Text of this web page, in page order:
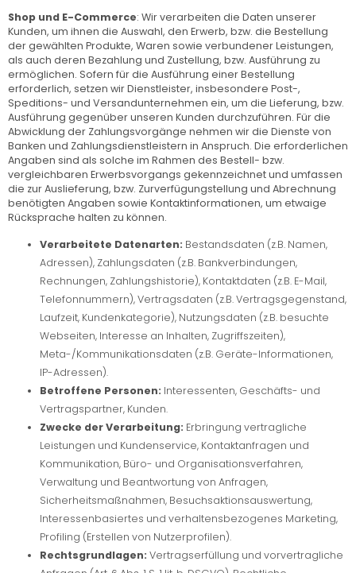
Shop und E-Commerce: Wir verarbeiten die Daten unserer
Kunden, um ihnen die Auswahl, den Erwerb, bzw. die Bestellung
der gewählten Produkte, Waren sowie verbundener Leistungen,
als auch deren Bezahlung und Zustellung, bzw. Ausführung zu
ermöglichen. Sofern für die Ausführung einer Bestellung
erforderlich, setzen wir Dienstleister, insbesondere Post-,
Speditions- und Versandunternehmen ein, um die Lieferung, bzw.
Ausführung gegenüber unseren Kunden durchzuführen. Für die
Abwicklung der Zahlungsvorgänge nehmen wir die Dienste von
Banken und Zahlungsdienstleistern in Anspruch. Die erforderlichen
Angaben sind als solche im Rahmen des Bestell- bzw.
vergleichbaren Erwerbsvorgangs gekennzeichnet und umfassen
die zur Auslieferung, bzw. Zurverfügungstellung und Abrechnung
benötigten Angaben sowie Kontaktinformationen, um etwaige
Rücksprache halten zu können.
Verarbeitete Datenarten: Bestandsdaten (z.B. Namen,
Adressen), Zahlungsdaten (z.B. Bankverbindungen,
Rechnungen, Zahlungshistorie), Kontaktdaten (z.B. E-Mail,
Telefonnummern), Vertragsdaten (z.B. Vertragsgegenstand,
Laufzeit, Kundenkategorie), Nutzungsdaten (z.B. besuchte
Webseiten, Interesse an Inhalten, Zugriffszeiten),
Meta-/Kommunikationsdaten (z.B. Geräte-Informationen,
IP-Adressen).
Betroffene Personen: Interessenten, Geschäfts- und
Vertragspartner, Kunden.
Zwecke der Verarbeitung: Erbringung vertragliche
Leistungen und Kundenservice, Kontaktanfragen und
Kommunikation, Büro- und Organisationsverfahren,
Verwaltung und Beantwortung von Anfragen,
Sicherheitsmaßnahmen, Besuchsaktionsauswertung,
Interessenbasiertes und verhaltensbezogenes Marketing,
Profiling (Erstellen von Nutzerprofilen).
Rechtsgrundlagen: Vertragserfüllung und vorvertragliche